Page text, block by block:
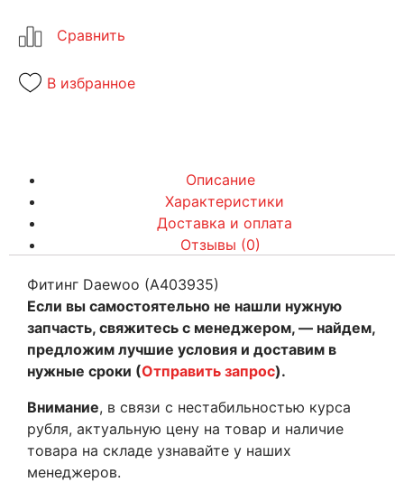
В избранное
Описание
Характеристики
Доставка и оплата
Отзывы (0)
Фитинг Daewoo (A403935)
Если вы самостоятельно не нашли нужную
запчасть, свяжитесь с менеджером, — найдем,
предложим лучшие условия и доставим в
нужные сроки (Отправить запрос).
Внимание, в связи с нестабильностью курса
рубля, актуальную цену на товар и наличие
товара на складе узнавайте у наших
менеджеров.